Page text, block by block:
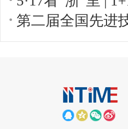
第二届全国先进